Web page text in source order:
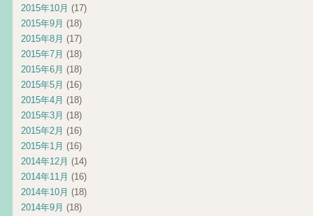
2015年10月 (17)
2015年9月 (18)
2015年8月 (17)
2015年7月 (18)
2015年6月 (18)
2015年5月 (16)
2015年4月 (18)
2015年3月 (18)
2015年2月 (16)
2015年1月 (16)
2014年12月 (14)
2014年11月 (16)
2014年10月 (18)
2014年9月 (18)